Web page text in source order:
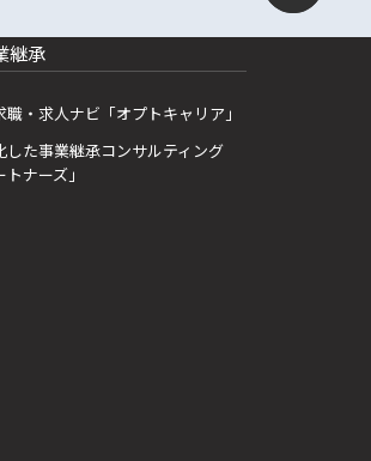
継承
・求人ナビ「オプトキャリア」
した事業継承コンサルティング
トナーズ」